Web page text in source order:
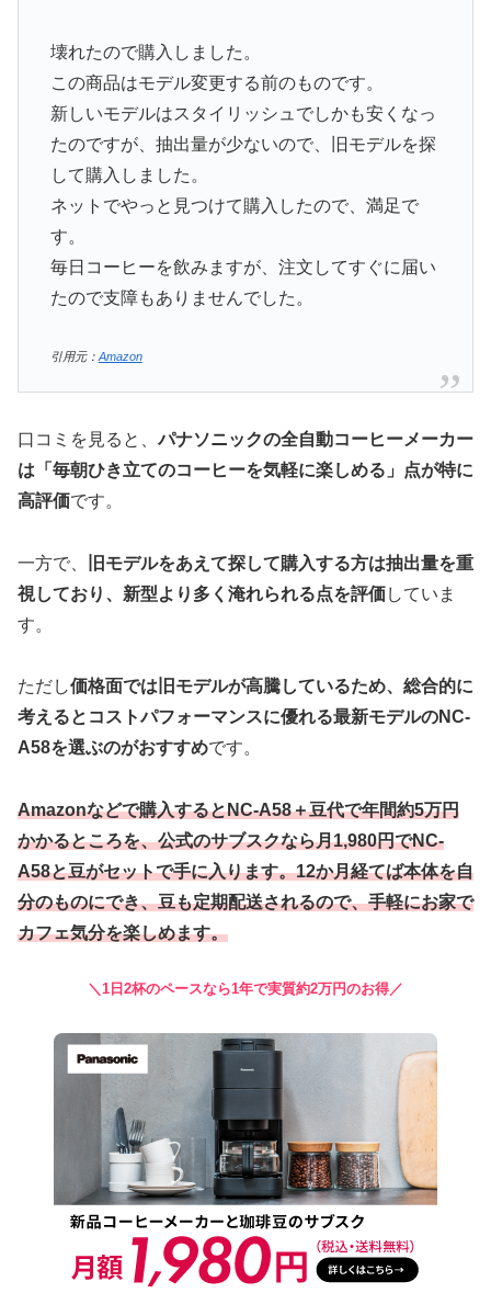
壊れたので購入しました。
この商品はモデル変更する前のものです。
新しいモデルはスタイリッシュでしかも安くなっ
たのですが、抽出量が少ないので、旧モデルを探
して購入しました。
ネットでやっと見つけて購入したので、満足で
す。
毎日コーヒーを飲みますが、注文してすぐに届い
たので支障もありませんでした。
引用元： Amazon
口コミを見ると、パナソニックの全自動コーヒーメーカー
は「毎朝ひき立てのコーヒーを気軽に楽しめる」点が特に
高評価です。
一方で、
旧モデルをあえて探して購入する方は抽出量を重
視しており、新型より多く淹れられる点を評価していま
す。
ただし価格面では旧モデルが高騰しているため、総合的に
考えるとコストパフォーマンスに優れる最新モデルのNC-
A58を選ぶのがおすすめです。
Amazonなどで購入するとNC-A58＋豆代で年間約5万円
かかるところを、公式のサブスクなら月1,980円でNC-
A58と豆がセットで手に入ります。12か月経てば本体を自
分のものにでき、豆も定期配送されるので、手軽にお家で
カフェ気分を楽しめます。
＼1日2杯のペースなら1年で実質約2万円のお得／